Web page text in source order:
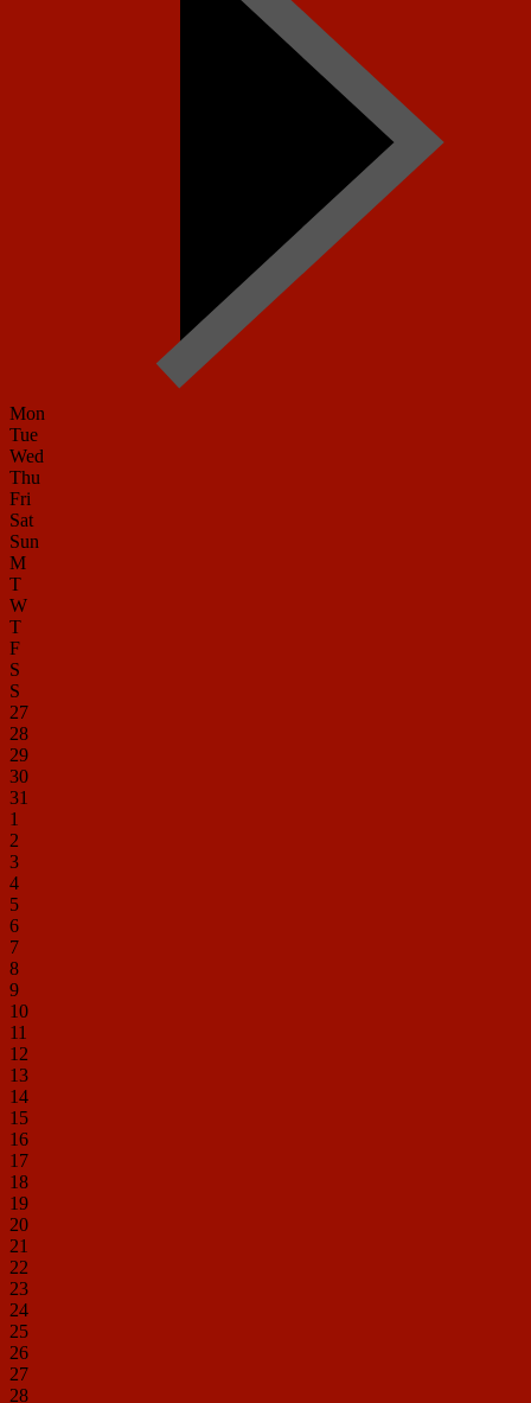
Mon
Tue
Wed
Thu
Fri
Sat
Sun
M
T
W
T
F
S
S
27
28
29
30
31
1
2
3
4
5
6
7
8
9
10
11
12
13
14
15
16
17
18
19
20
21
22
23
24
25
26
27
28